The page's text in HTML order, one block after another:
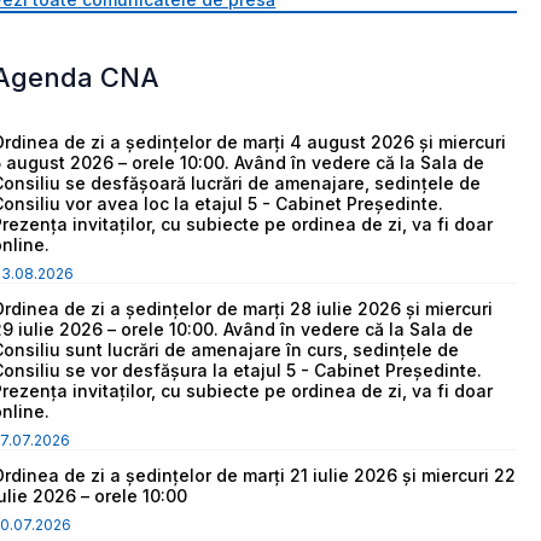
CNA
de zi a ședințelor de marți 4 august 2026 și miercuri
august 2026 – orele 10:00. Având în vedere că la Sala de
se desfășoară lucrări de amenajare, sedințele de
vor avea loc la etajul 5 - Cabinet Președinte.
invitaților, cu subiecte pe ordinea de zi, va fi doar
de zi a ședințelor de marți 28 iulie 2026 și miercuri
iulie 2026 – orele 10:00. Având în vedere că la Sala de
sunt lucrări de amenajare în curs, sedințele de
se vor desfășura la etajul 5 - Cabinet Președinte.
invitaților, cu subiecte pe ordinea de zi, va fi doar
de zi a ședințelor de marți 21 iulie 2026 și miercuri 22
2026 – orele 10:00